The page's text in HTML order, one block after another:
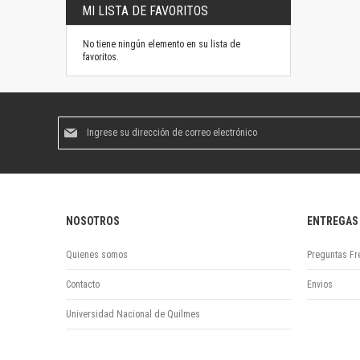
MI LISTA DE FAVORITOS
No tiene ningún elemento en su lista de
favoritos.
boletín
NOSOTROS
Quienes somos
Contacto
Universidad Nacional de Quilmes
ENTREGAS
Preguntas
Envios